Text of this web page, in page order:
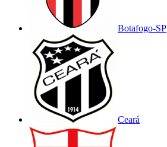
Botafogo-SP
Ceará